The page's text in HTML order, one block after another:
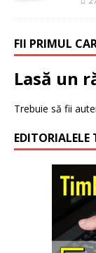
FII PRIMUL
Lasă un
Trebuie să fii
EDITORIALELE